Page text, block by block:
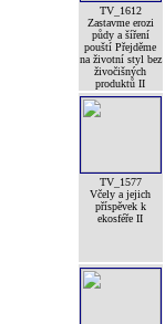
TV_1612
Zastavme erozi
půdy a šíření
pouští Přejděme
na životní styl bez
živočišných
produktů II
TV_1577
Včely a jejich
příspěvek k
ekosféře II